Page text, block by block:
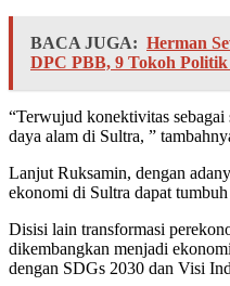
BACA JUGA: Herman
DPC PBB, 9 Tokoh
“Terwujud konektivitas sebagai
daya alam di Sultra, ”
Lanjut Ruksamin, dengan
ekonomi di Sultra dapat
Disisi lain transformasi
dikembangkan menjadi
dengan SDGs 2030 dan Visi